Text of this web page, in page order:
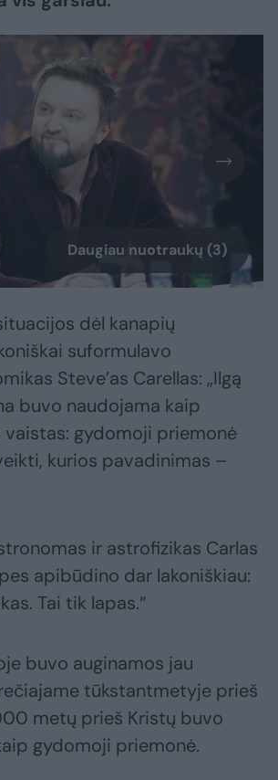
Daugiau nuotraukų (3)
dėl kanapių
suformulavo
Steve’as Carellas: „Ilgą
buvo naudojama kaip
vaistas: gydomoji priemonė
kurios pavadinimas –
ir astrofizikas Carlas
apibūdino dar lakoniškiau:
Tai tik lapas.“
buvo auginamos jau
tūkstantmetyje prieš
metų prieš Kristų buvo
gydomoji priemonė.